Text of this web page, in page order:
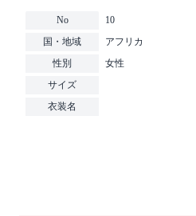
No
10
国・地域
アフリカ
性別
女性
サイズ
衣装名